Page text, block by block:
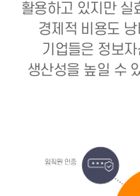
활용하고 있지만 실
경제적 비용도
기업들은 정보
생산성을 높일 수